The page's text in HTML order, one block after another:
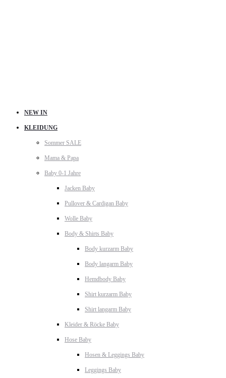
NEW IN
KLEIDUNG
Sommer SALE
Mama & Papa
Baby 0-1 Jahre
Jacken Baby
Pullover & Cardigan Baby
Wolle Baby
Body & Shirts Baby
Body kurzarm Baby
Body langarm Baby
Hemdbody Baby
Shirt kurzarm Baby
Shirt langarm Baby
Kleider & Röcke Baby
Hose Baby
Hosen & Leggings Baby
Leggings Baby